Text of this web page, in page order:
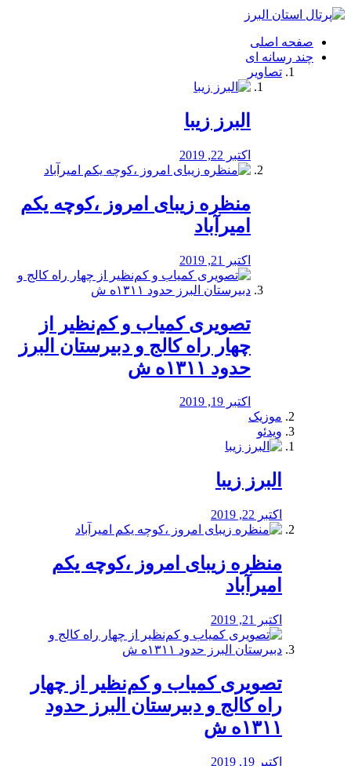
فصد
شرق
تهران
خشکشویی
صفحه اصلی
چند رسانه ای
تصاویر
البرز زیبا
اکتبر 22, 2019
منظره‌‌ زیبای امروز ،کوچه یکم
امیرآباد
اکتبر 21, 2019
️تصویری کمیاب و کم‌نظیر از
چهار راه كالج و دبيرستان البرز
حدود ۱۳۱۱ه ش
اکتبر 19, 2019
موزیک
ویدئو
البرز زیبا
اکتبر 22, 2019
منظره‌‌ زیبای امروز ،کوچه یکم
امیرآباد
اکتبر 21, 2019
️تصویری کمیاب و کم‌نظیر از چهار
راه كالج و دبيرستان البرز حدود
۱۳۱۱ه ش
اکتبر 19, 2019